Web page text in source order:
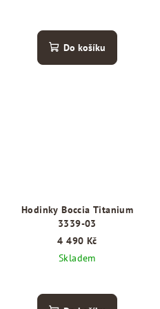
Do košíku
Hodinky Boccia Titanium
3339-03
4 490 Kč
Skladem